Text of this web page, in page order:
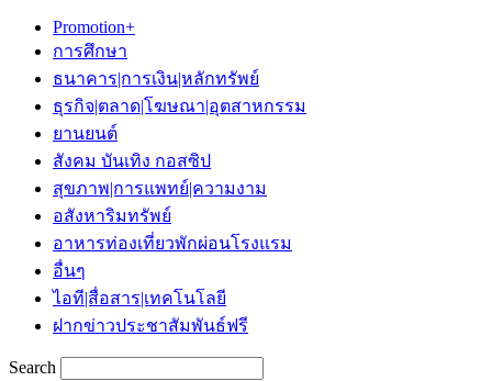
Promotion+
การศึกษา
ธนาคาร|การเงิน|หลักทรัพย์
ธุรกิจ|ตลาด|โฆษณา|อุตสาหกรรม
ยานยนต์
สังคม บันเทิง กอสซิป
สุขภาพ|การแพทย์|ความงาม
อสังหาริมทรัพย์
อาหารท่องเที่ยวพักผ่อนโรงแรม
อื่นๆ
ไอที|สื่อสาร|เทคโนโลยี
ฝากข่าวประชาสัมพันธ์ฟรี
Search